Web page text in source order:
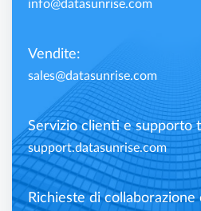
info@datasunrise.com
Vendite:
sales@datasunrise.com
Servizio clienti e supporto
support.datasunrise.com
Richieste di collaborazione